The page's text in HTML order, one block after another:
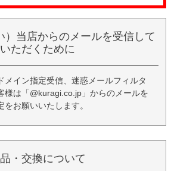
）当店からのメールを受信して
いただくために
イン指定受信、迷惑メールフィルタ
様は「@kuragi.co.jp」からのメールを
お願いいたします。
・交換について